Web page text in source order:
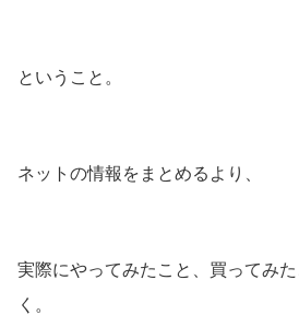
ということ。
ネットの情報をまとめるより、
実際にやってみたこと、買ってみ
く。